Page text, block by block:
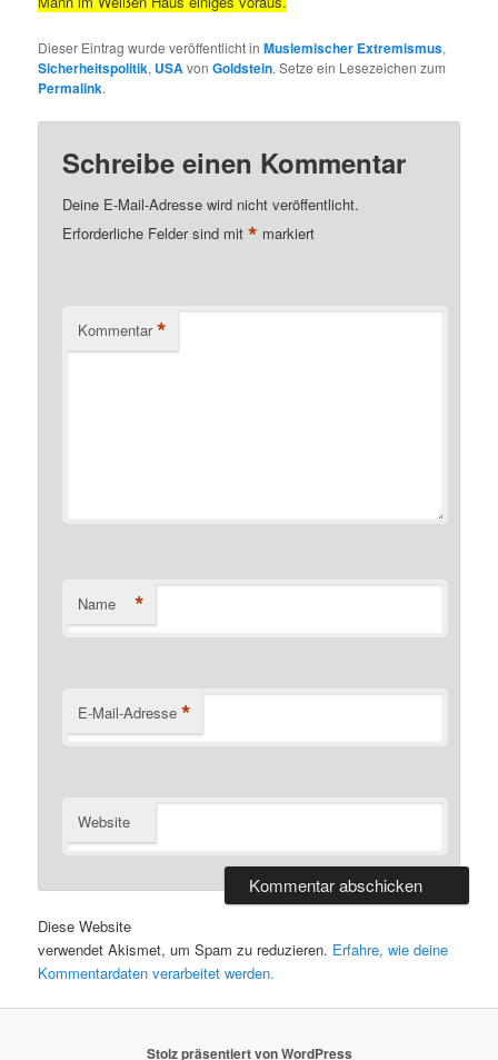
Dieser Eintrag wurde veröffentlicht inMuslemischer Extremismus,
Sicherheitspolitik, USA vonGoldstein. Setze ein Lesezeichen zum
Permalink.
Schreibe einen Kommentar
Deine E-Mail-Adresse wird nicht veröffentlicht.
Erforderliche Felder sind mit* markiert
Kommentar *
Name *
E-Mail-Adresse *
Website
Diese Website
verwendet Akismet, um Spam zu reduzieren. Erfahre, wie deine
Kommentardaten verarbeitet werden.
Stolz präsentiert von WordPress